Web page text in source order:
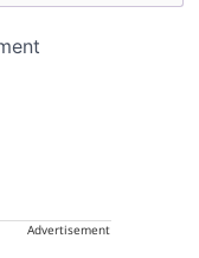
Advertisement